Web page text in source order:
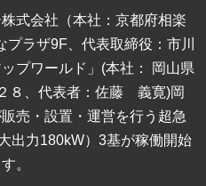
式会社（本社：京都府相楽
ラザ9F、代表取締役：市川
プワールド」(本社： 岡山県
８、代表者：佐藤 義寛)岡
売・設置・運営を行う超急
出力180kW）3基が稼働開始
。